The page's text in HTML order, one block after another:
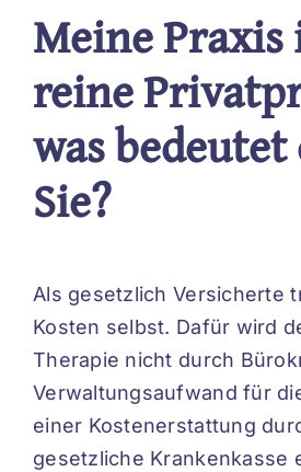
Meine Praxis
reine
was
Sie?
Als gesetzlich Versicherte
Kosten selbst. Dafür wird
Therapie nicht durch
Verwaltungsaufwand für
einer Kostenerstattung
gesetzliche Krankenkasse